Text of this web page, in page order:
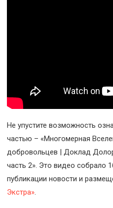
Не упустите возможность
частью – «Многомерная
добровольцев | Доклад
часть 2». Это видео собрало
публикации новости и
Экстра».